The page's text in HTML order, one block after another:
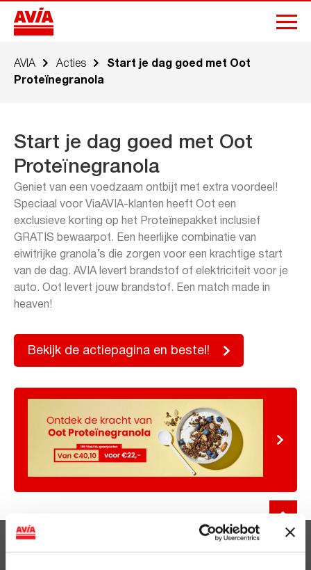
AVIA Acties
Start je dag goed met Oot
Proteïnegranola
Start je dag goed met Oot
Proteïnegranola
Geniet van een voedzaam ontbijt met extra voordeel!
Speciaal voor ViaAVIA-klanten heeft Oot een
exclusieve korting op het Proteïnepakket inclusief
GRATIS bewaarpot. Een heerlijke combinatie van
eiwitrijke granola’s die zorgen voor een krachtige start
van de dag. AVIA levert brandstof of elektriciteit voor je
auto. Oot levert jouw brandstof. Een match made in
heaven!
Bekijk de actiepagina en bestel!
Clubsparen